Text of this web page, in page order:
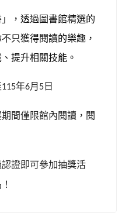
，透過圖書館精選的
只獲得閱讀的樂趣，
提升相關技能。
115年6月 5 日
間僅限館內閱讀，閱
證即可參加抽獎活